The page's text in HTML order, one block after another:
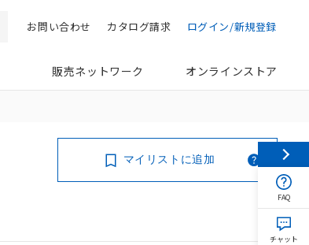
検索 ログイン/新規登録
カタログ請求
お問い合わせ
販売ネットワーク オンラインストア
マイリストに追加
FAQ
チャット